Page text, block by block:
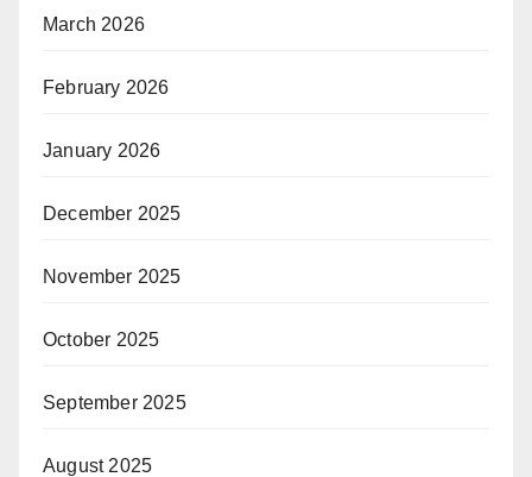
March 2026
February 2026
January 2026
December 2025
November 2025
October 2025
September 2025
August 2025